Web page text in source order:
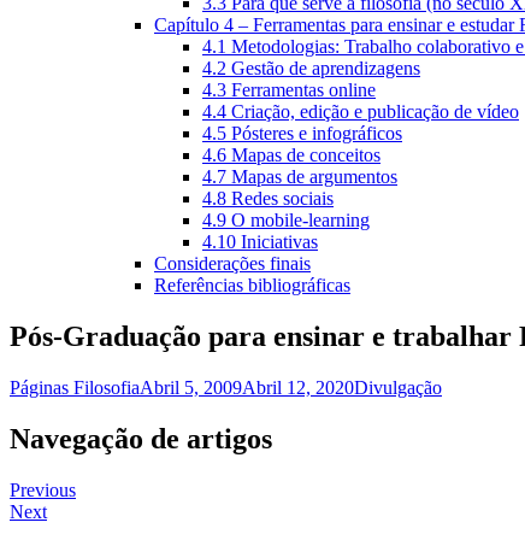
Capítulo 4 – Ferramentas para ensinar e estudar
4.1 Metodologias: Trabalho colaborativo
4.2 Gestão de aprendizagens
4.3 Ferramentas online
4.4 Criação, edição e publicação de vídeo
4.5 Pósteres e infográficos
4.6 Mapas de conceitos
4.7 Mapas de argumentos
4.8 Redes sociais
4.9 O mobile-learning
4.10 Iniciativas
Considerações finais
Referências bibliográficas
Pós-Graduação para ensinar e trabalhar
Páginas FilosofiaAbril 5, 2009Abril 12, 2020Divulgação
Navegação de artigos
Previous
Next